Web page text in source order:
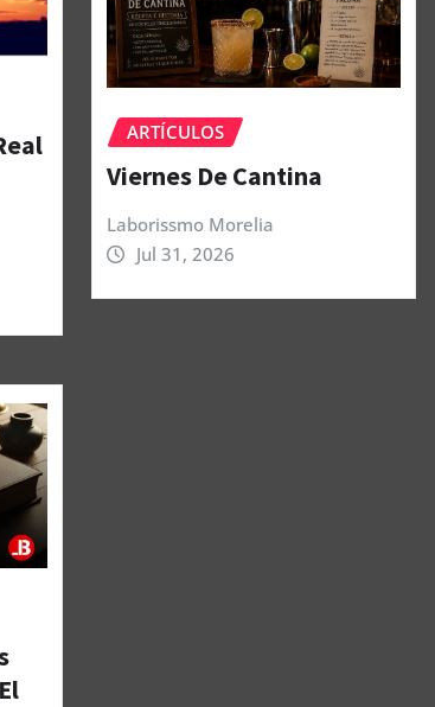
ARTÍCULOS
Viernes De Cantina
Laborissmo Morelia
Jul 31, 2026